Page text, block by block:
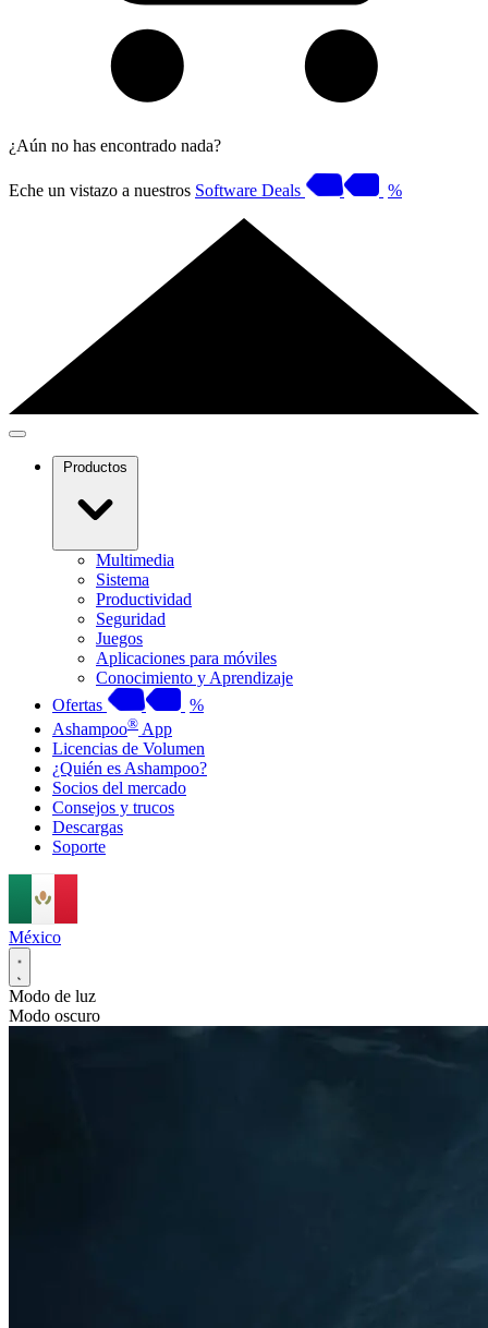
¿Aún no has encontrado nada?
Eche un vistazo a nuestros Software Deals %
Productos
Multimedia
Sistema
Productividad
Seguridad
Juegos
Aplicaciones para móviles
Conocimiento y Aprendizaje
Ofertas
%
Ashampoo® App
Licencias de Volumen
¿Quién es Ashampoo?
Socios del mercado
Consejos y trucos
Descargas
Soporte
México
Modo de luz
Modo oscuro